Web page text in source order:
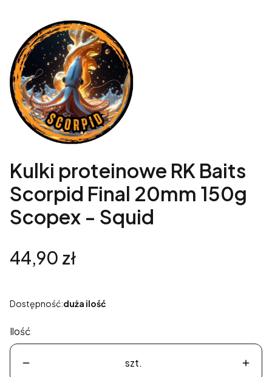
Kulki proteinowe RK Baits
Scorpid Final 20mm 150g
Scopex - Squid
Cena
44,90 zł
Dostępność:duża ilość
Ilość
szt.